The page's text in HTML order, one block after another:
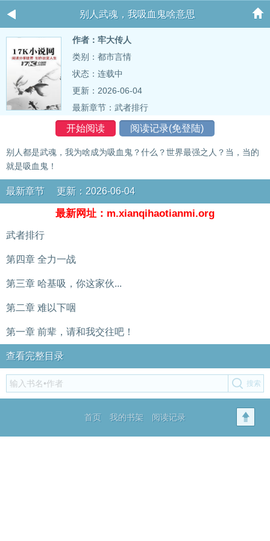
别人武魂，我吸血鬼啥意思
作者：牢大传人
类别：都市言情
状态：连载中
更新：2026-06-04
最新章节： 武者排行
开始阅读 阅读记录(免登陆)
别人都是武魂，我为啥成为吸血鬼？什么？世界最强之人？当，当的
就是吸血鬼！
最新章节 更新：2026-06-04
最新网址：m.xianqihaotianmi.org
武者排行
第四章 全力一战
第三章 哈基吸，你这家伙...
第二章 难以下咽
第一章 前辈，请和我交往吧！
查看完整目录
首页 我的书架 阅读记录